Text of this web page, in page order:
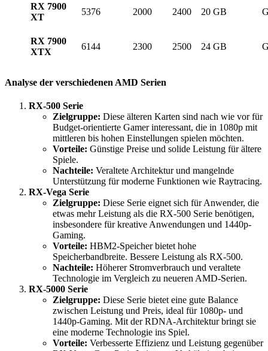
RX 7900
XT
5376 2000 2400 20 GB
RX 7900
XTX
6144 2300 2500 24 GB
Analyse der verschiedenen AMD Serien
RX-500 Serie
Zielgruppe: Diese älteren Karten sind nach wie vor für
Budget-orientierte Gamer interessant, die in 1080p mit
mittleren bis hohen Einstellungen spielen möchten.
Vorteile: Günstige Preise und solide Leistung für ältere
Spiele.
Nachteile: Veraltete Architektur und mangelnde
Unterstützung für moderne Funktionen wie Raytracing.
RX-Vega Serie
Zielgruppe: Diese Serie eignet sich für Anwender, die
etwas mehr Leistung als die RX-500 Serie benötigen,
insbesondere für kreative Anwendungen und 1440p-
Gaming.
Vorteile: HBM2-Speicher bietet hohe
Speicherbandbreite. Bessere Leistung als RX-500.
Nachteile: Höherer Stromverbrauch und veraltete
Technologie im Vergleich zu neueren AMD-Serien.
RX-5000 Serie
Zielgruppe: Diese Serie bietet eine gute Balance
zwischen Leistung und Preis, ideal für 1080p- und
1440p-Gaming. Mit der RDNA-Architektur bringt sie
eine moderne Technologie ins Spiel.
Vorteile: Verbesserte Effizienz und Leistung gegenüber